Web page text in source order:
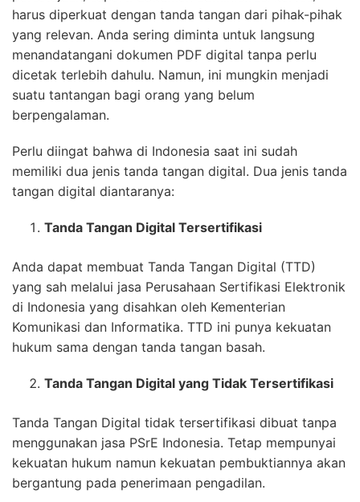
harus diperkuat dengan tanda tangan dari pihak-pihak
yang relevan. Anda sering diminta untuk langsung
menandatangani dokumen PDF digital tanpa perlu
dicetak terlebih dahulu. Namun, ini mungkin menjadi
suatu tantangan bagi orang yang belum
berpengalaman.
Perlu diingat bahwa di Indonesia saat ini sudah
memiliki dua jenis tanda tangan digital. Dua jenis tanda
tangan digital diantaranya:
Tanda Tangan Digital Tersertifikasi
Anda dapat membuat Tanda Tangan Digital (TTD)
yang sah melalui jasa Perusahaan Sertifikasi Elektronik
di Indonesia yang disahkan oleh Kementerian
Komunikasi dan Informatika. TTD ini punya kekuatan
hukum sama dengan tanda tangan basah.
Tanda Tangan Digital yang Tidak Tersertifikasi
Tanda Tangan Digital tidak tersertifikasi dibuat tanpa
menggunakan jasa PSrE Indonesia. Tetap mempunyai
kekuatan hukum namun kekuatan pembuktiannya akan
bergantung pada penerimaan pengadilan.